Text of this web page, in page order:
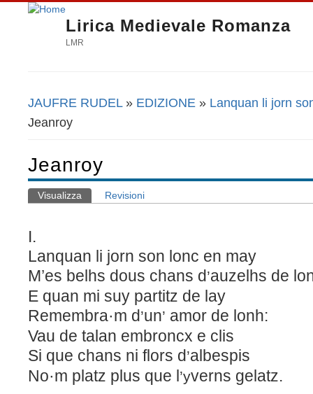
Lirica Medievale Romanza
LMR
Tu sei qui
JAUFRE RUDEL » EDIZIONE » Lanquan li jorn
Jeanroy
Jeanroy
Schede primarie
Visualizza (scheda attiva)
Revisioni
I.
Lanquan li jorn son lonc en may
M’es belhs dous chans d’auzelhs de
E quan mi suy partitz de lay
Remembra·m d’un’ amor de lonh:
Vau de talan embroncx e clis
Si que chans ni flors d’albespis
No·m platz plus que l’yverns gelatz.